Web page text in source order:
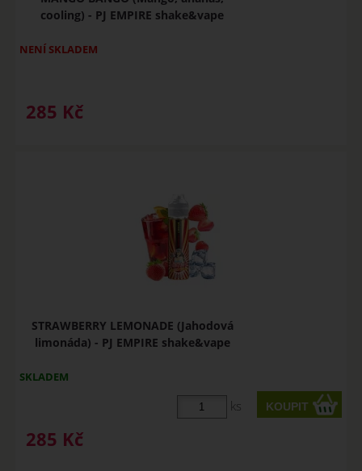
cooling) - PJ EMPIRE shake&vape
NENÍ SKLADEM
285 Kč
STRAWBERRY LEMONADE (Jahodová
limonáda) - PJ EMPIRE shake&vape
SKLADEM
ks
285 Kč